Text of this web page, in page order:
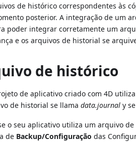
de histórico correspondentes às
posterior. A integração de um
poder integrar corretamente um
e os arquivos de historial se
de histórico
de aplicativo criado com 4D
de historial se llamadata.journal y
o seu aplicativo utiliza um arquivo
de Backup/Configuração das